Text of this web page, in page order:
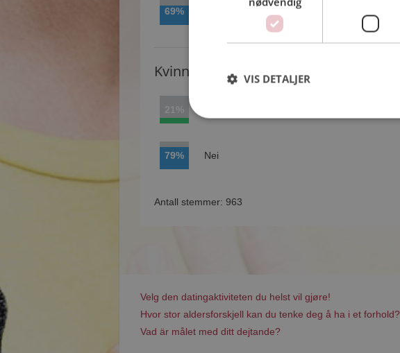
69%
Kvinner synes
21%
79% Nei
Antall stemmer: 963
Velg den datingaktiviteten du helst vil gjøre!
Hvor stor aldersforskjell kan du tenke deg å ha i et forhold?
Vad är målet med ditt dejtande?
VIS DETALJER